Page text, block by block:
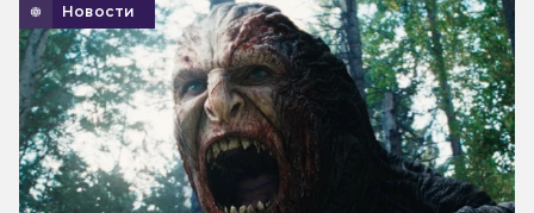
Новости